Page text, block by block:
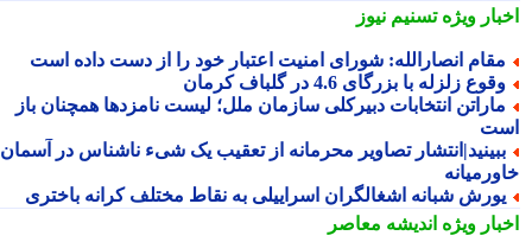
ویژهتسنیم نیوز
انصارالله: شورای امنیت اعتبار خود را از دست داده است
زلزله با بزرگای 4.6 در گلباف کرمان
انتخابات دبیرکلی سازمان ملل؛ لیست نامزدها همچنان باز
تصاویر محرمانه از تعقیب یک شیء ناشناس در آسمان
شبانه اشغالگران اسراییلی به نقاط مختلف کرانه باختری
ویژهاندیشه معاصر